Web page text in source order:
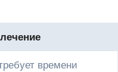
времени